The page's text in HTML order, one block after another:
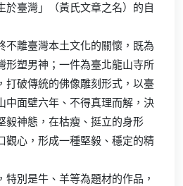
於臺灣」（黃氏文章之名）的自
不離臺灣本土文化的關懷，既為
形塑男神；一件為臺北龍山寺所
打破傳統的佛像雕刻形式，以臺
中面壁六年、不得真理而解，決
毅神態，在枯瘦、挺立的身形
觀心，形成一種堅毅、穩定的精
特別是牛、羊等為題材的作品，